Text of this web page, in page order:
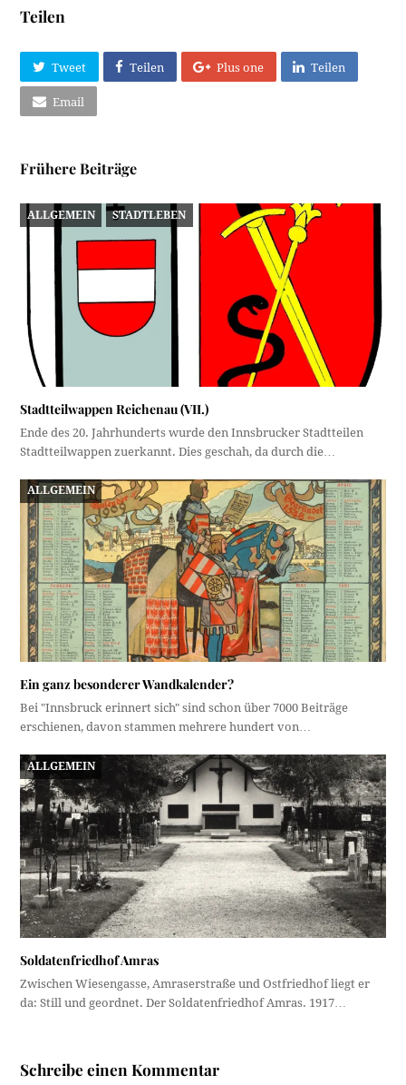
Teilen
Tweet Teilen Plus one Teilen
Email
Frühere Beiträge
ALLGEMEIN STADTLEBEN
Stadtteilwappen Reichenau (VII.)
Ende des 20. Jahrhunderts wurde den Innsbrucker Stadtteilen
Stadtteilwappen zuerkannt. Dies geschah, da durch die…
ALLGEMEIN
Ein ganz besonderer Wandkalender?
Bei "Innsbruck erinnert sich" sind schon über 7000 Beiträge
erschienen, davon stammen mehrere hundert von…
ALLGEMEIN
Soldatenfriedhof Amras
Zwischen Wiesengasse, Amraserstraße und Ostfriedhof liegt er
da: Still und geordnet. Der Soldatenfriedhof Amras. 1917…
Schreibe einen Kommentar